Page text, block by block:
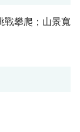
戰攀爬；山景寬